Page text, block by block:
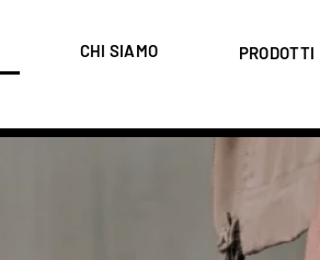
CHI SIAMO PRODOTTI